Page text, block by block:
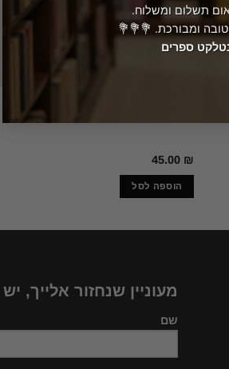
תשלום ומשלוח.
ומבורכת. 💐💐💐
ספרים
45.00 ₪
הוספה לסל
מעוניין שנחזור אלייך,
שם